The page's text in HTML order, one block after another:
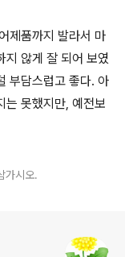
제품까지 발라서 마
지 않게 잘 되어 보였
부담스럽고 좋다. 아
는 못했지만, 예전보
가시오.